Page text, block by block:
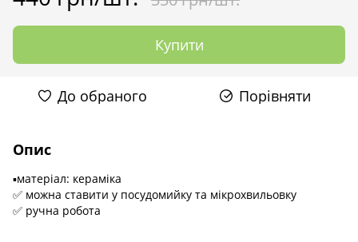
Купити
До обраного Порівняти
Опис
▪️матеріал: кераміка
✅ можна ставити у посудомийку та мікрохвильовку
✅ ручна робота